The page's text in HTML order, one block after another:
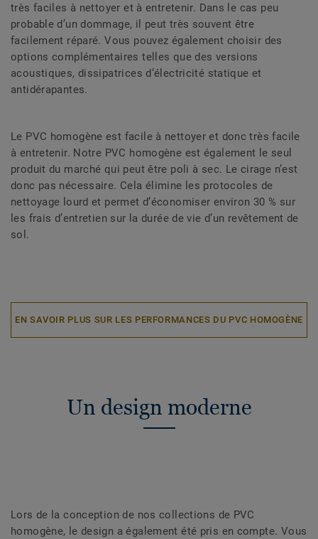
très faciles à nettoyer et à entretenir. Dans le cas peu
probable d’un dommage, il peut très souvent être
facilement réparé. Vous pouvez également choisir des
options complémentaires telles que des versions
acoustiques, dissipatrices d’électricité statique et
antidérapantes.
Le PVC homogène est facile à nettoyer et donc très facile
à entretenir. Notre PVC homogène est également le seul
produit du marché qui peut être poli à sec. Le cirage n’est
donc pas nécessaire. Cela élimine les protocoles de
nettoyage lourd et permet d’économiser environ 30 % sur
les frais d’entretien sur la durée de vie d’un revêtement de
sol.
EN SAVOIR PLUS SUR LES PERFORMANCES DU PVC HOMOGÈNE
Un design moderne
Lors de la conception de nos collections de PVC
homogène, le design a également été pris en compte. Vous